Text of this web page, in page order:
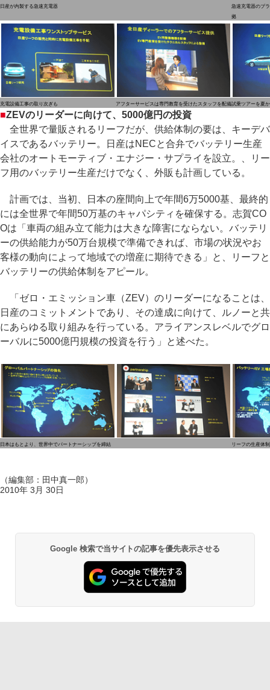
日産が内製する急速充電器
急速充電器のプ
拠
充電設備工事の取り次ぎも アフターサービスは専門教育を受けたスタッフを配備試乗ツアーを夏
■ZEVのリーダーに向けて、5000億円の投資
全世界で量販されるリーフだが、供給体制の要は、キーデバ
イスであるバッテリー。日産はNECと合弁でバッテリー生産
会社のオートモーティブ・エナジー・サプライを設立。、リー
フ用のバッテリー生産だけでなく、外販も計画している。
計画では、当初、日本の座間向上で年間6万5000基、最終的
には全世界で年間50万基のキャパシティを確保する。志賀CO
Oは「車両の組み立て能力は大きな障害にならない。バッテリ
ーの供給能力が50万台規模で準備できれば、市場の状況やお
客様の動向によって地域での増産に期待できる」と、リーフと
バッテリーの供給体制をアピール。
「ゼロ・エミッション車（ZEV）のリーダーになることは、
日産のコミットメントであり、その達成に向けて、ルノーと共
にあらゆる取り組みを行っている。アライアンスレベルでグロ
ーバルに5000億円規模の投資を行う」と述べた。
日本はもとより、世界中でパートナーシップを締結 リーフの生産体制
（編集部：田中真一郎）
2010年 3月 30日
Google 検索で当サイトの記事を優先表示させる